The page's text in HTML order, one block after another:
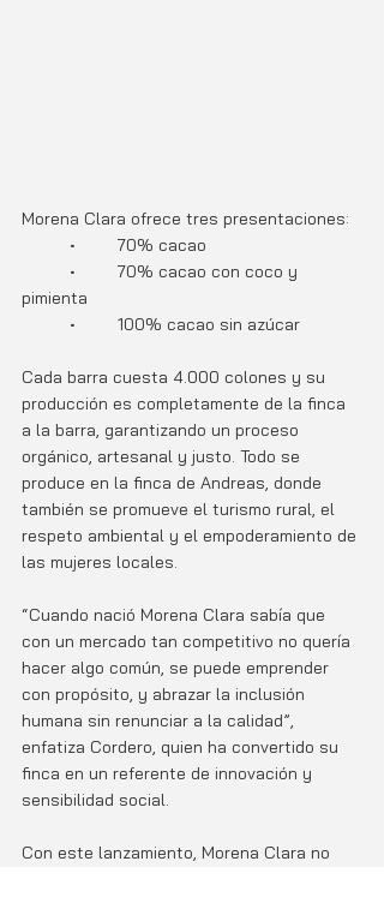
Morena Clara ofrece tres presentaciones:
	•	70% cacao
pimienta
	•	100% cacao sin azúcar
Cada barra cuesta 4.000 colones y su
producción es completamente de la finca
a la barra, garantizando un proceso
orgánico, artesanal y justo. Todo se
produce en la finca de Andreas, donde
también se promueve el turismo rural, el
respeto ambiental y el empoderamiento de
las mujeres locales.
“Cuando nació Morena Clara sabía que
con un mercado tan competitivo no quería
hacer algo común, se puede emprender
con propósito, y abrazar la inclusión
humana sin renunciar a la calidad”,
enfatiza Cordero, quien ha convertido su
finca en un referente de innovación y
sensibilidad social.
Con este lanzamiento, Morena Clara no